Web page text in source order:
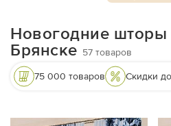
Новогодние шторы
Брянске 57 товаров
75 000 товаров Скидки